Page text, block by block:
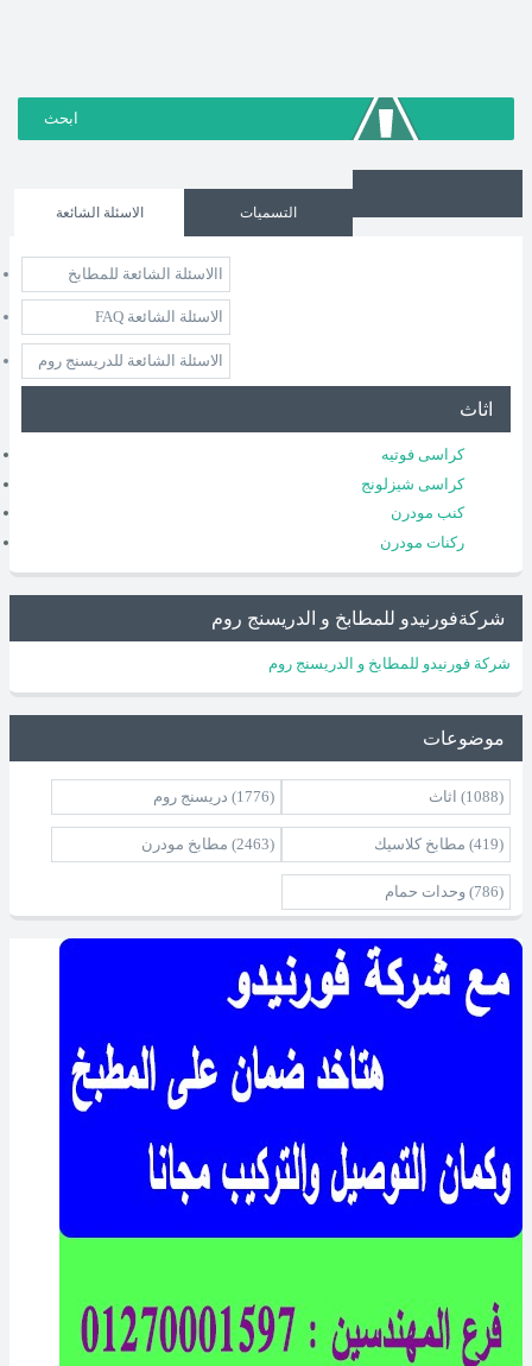
الاسئلة الشائعة التسميات
االاسئلة الشائعة للمطابخ
الاسئلة الشائعة FAQ
الاسئلة الشائعة للدريسنج روم
اثاث
كراسى فوتيه
كراسى شيزلونج
كنب مودرن
ركنات مودرن
شركةفورنيدو للمطابخ و الدريسنج روم
شركة فورنيدو للمطابخ و الدريسنج روم
موضوعات
اثاث (1088) دريسنج روم (1776)
مطابخ كلاسيك (419) مطابخ مودرن (2463)
وحدات حمام (786)